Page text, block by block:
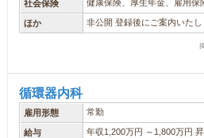
社会保険 健康保険、厚生年金、雇用保
ほか 非公開 登録後にご案内いたし
循環器内科
雇用形態 常勤
給与
年収1,200万円 ～1,800万円